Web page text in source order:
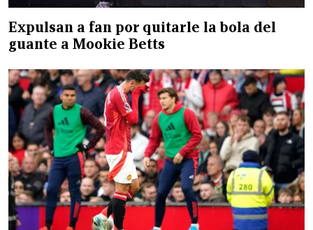
Expulsan a fan por quitarle la bola del
guante a Mookie Betts